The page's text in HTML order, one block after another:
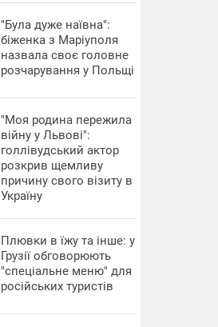
"Була дуже наївна":
біженка з Маріуполя
назвала своє головне
розчарування у Польщі
"Моя родина пережила
війну у Львові":
голлівудський актор
розкрив щемливу
причину свого візиту в
Україну
Плювки в їжу та інше: у
Грузії обговорюють
"спеціальне меню" для
російських туристів